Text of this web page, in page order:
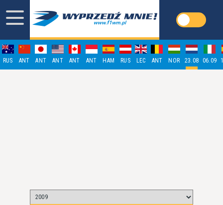
RUS ANT ANT ANT ANT ANT HAM RUS LEC ANT NOR 23.08 06.09